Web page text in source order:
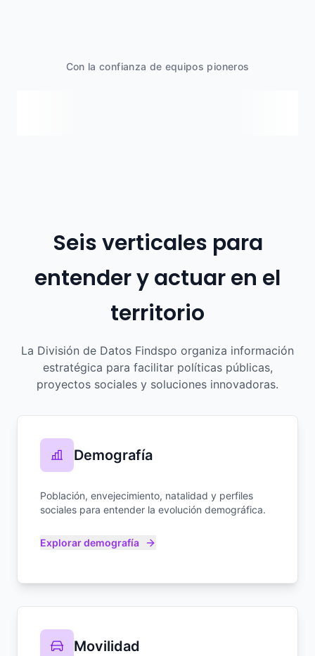
Con la confianza de equipos pioneros
Seis verticales para
entender y actuar en el
territorio
La División de Datos Findspo organiza información
estratégica para facilitar políticas públicas,
proyectos sociales y soluciones innovadoras.
Demografía
Población, envejecimiento, natalidad y perfiles
sociales para entender la evolución demográfica.
Explorar demografía
Movilidad